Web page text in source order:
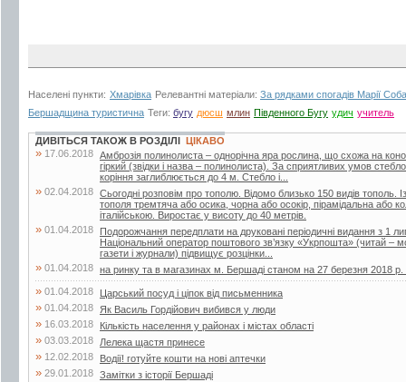
Населені пункти: Хмарівка Релевантні матеріали: За рядками спогадів Марії
Бершадщина туристична Теги: бугу дюсш млин Південного Бугу удич учитель
ДИВІТЬСЯ ТАКОЖ В РОЗДІЛІ ЦІКАВО
» 17.06.2018 Амброзія полинолиста – однорічна яра рослина, що схожа на
гіркий (звідки і назва – полинолиста). За сприятливих умов
коріння заглиблюється до 4 м. Стебло і...
» 02.04.2018 Сьогодні розповім про тополю. Відомо близько 150 видів тополь.
тополя тремтяча або осика, чорна або осокір, пірамідальна
італійською. Виростає у висоту до 40 метрів.
» 01.04.2018
Подорожчання передплати на друковані періодичні видання з 1
Національний оператор поштового зв’язку «Укрпошта» (читай –
газети і журнали) підвищує розцінки...
» 01.04.2018 на ринку та в магазинах м. Бершаді станом на 27 березня 2018 р.
» 01.04.2018 Царський посуд і ціпок від письменника
» 01.04.2018 Як Василь Гордійович вибився у люди
» 16.03.2018 Кількість населення у районах і містах області
» 03.03.2018 Лелека щастя принесе
» 12.02.2018 Водії! готуйте кошти на нові аптечки
» 29.01.2018 Замітки з історії Бершаді